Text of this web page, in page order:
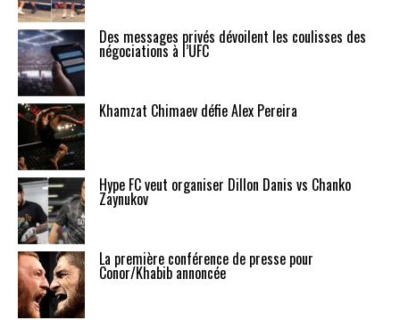
Des messages privés dévoilent les coulisses des
négociations à l’UFC
Khamzat Chimaev défie Alex Pereira
Hype FC veut organiser Dillon Danis vs Chanko
Zaynukov
La première conférence de presse pour
Conor/Khabib annoncée